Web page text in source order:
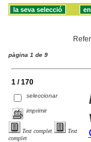
pàgina 1 de 9
1 / 170
seleccionar
imprimir
Text complet
Text
complet